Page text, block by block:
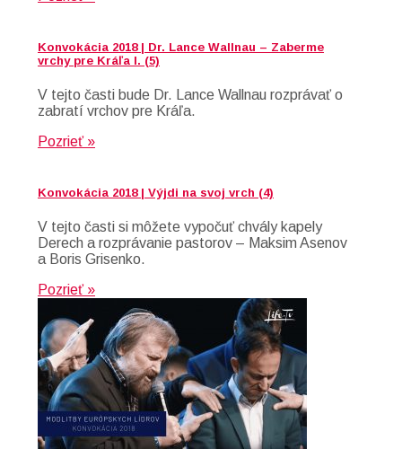
Konvokácia 2018 | Dr. Lance Wallnau – Zaberme
vrchy pre Kráľa I. (5)
V tejto časti bude Dr. Lance Wallnau rozprávať o
zabratí vrchov pre Kráľa.
Pozrieť »
Konvokácia 2018 | Výjdi na svoj vrch (4)
V tejto časti si môžete vypočuť chvály kapely
Derech a rozprávanie pastorov – Maksim Asenov
a Boris Grisenko.
Pozrieť »